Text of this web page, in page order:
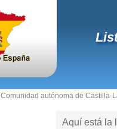
Comunidad autónoma de Castilla-
Aquí está la